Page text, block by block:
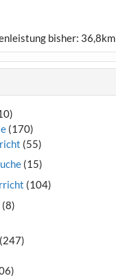
bisher: 36,8km
(170)
(55)
(15)
(104)
(8)
(247)